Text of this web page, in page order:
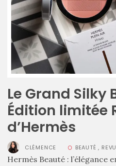
30/05/2026
Le Grand Silky
Édition limitée
d’Hermès
CLÉMENCE BEAUTÉ ,
Hermès Beauté : l’élégance